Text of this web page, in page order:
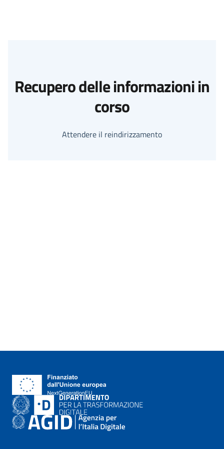
Recupero delle informazioni in
corso
Attendere il reindirizzamento